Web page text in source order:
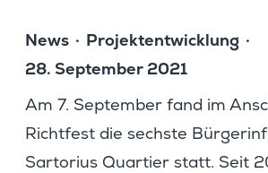
News
Projekt­ent­wick­lung
28. September 2021
Am 7. September fand im
Richt­fest die sechste
Sarto­rius Quartier statt. Seit